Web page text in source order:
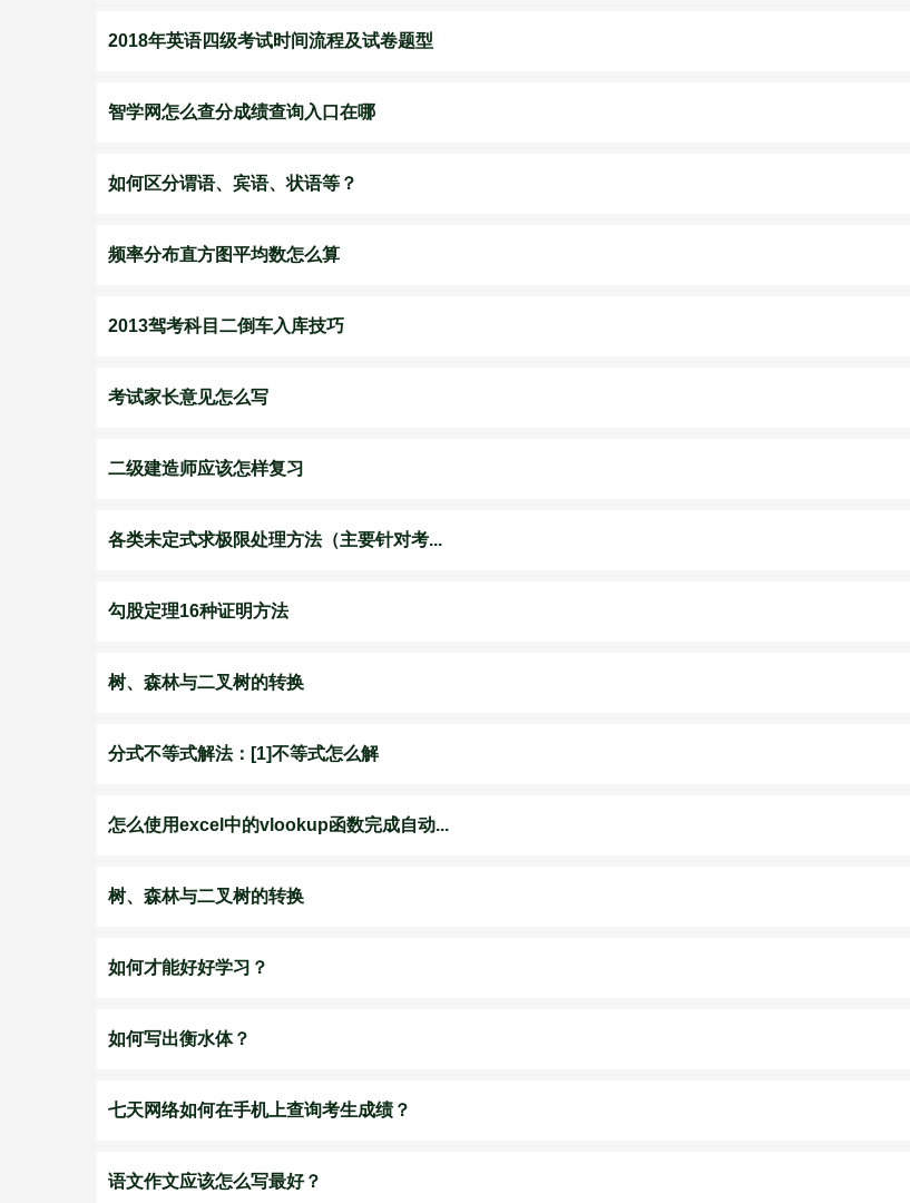
2018年英语四级考试时间流程及试卷题型
智学网怎么查分成绩查询入口在哪
如何区分谓语、宾语、状语等？
频率分布直方图平均数怎么算
2013驾考科目二倒车入库技巧
考试家长意见怎么写
二级建造师应该怎样复习
各类未定式求极限处理方法（主要针对考...
勾股定理16种证明方法
树、森林与二叉树的转换
分式不等式解法：[1]不等式怎么解
怎么使用excel中的vlookup函数完成自动...
树、森林与二叉树的转换
如何才能好好学习？
如何写出衡水体？
七天网络如何在手机上查询考生成绩？
语文作文应该怎么写最好？